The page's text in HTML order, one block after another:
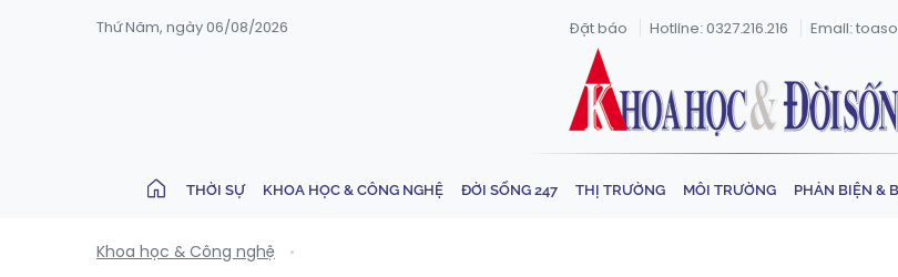
Thứ Năm, ngày 06/08/2026 Đặt báo Hotline: 0327.216.216 Email:
THỜI SỰ KHOA HỌC & CÔNG NGHỆ ĐỜI SỐNG 247 THỊ TRƯỜNG MÔI TRƯỜNG PHẢN BIỆN &
Khoa học & Công nghệ